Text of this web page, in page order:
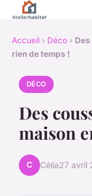
Accueil › Déco ›
rien de temps !
DÉCO
Des
maison
C Célia27 avril